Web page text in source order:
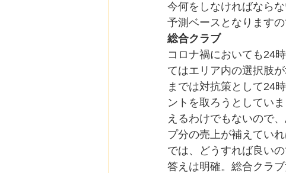
今何をしなければなら
予測ベースとなりますの
総合クラブ
コロナ禍においても24
てはエリア内の選択肢
までは対抗策として24
ントを取ろうとしてい
えるわけでもないので
プ分の売上が補えてい
では、どうすれば良い
答えは明確。総合クラ